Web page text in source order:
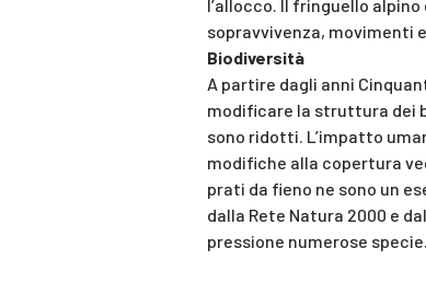
l’allocco. Il fringuello
sopravvivenza, movimenti
Biodiversità
A partire dagli anni
modificare la struttura dei
sono ridotti. L’impatto
modifiche alla copertura
prati da fieno ne sono un
dalla Rete Natura 2000 e
pressione numerose specie.